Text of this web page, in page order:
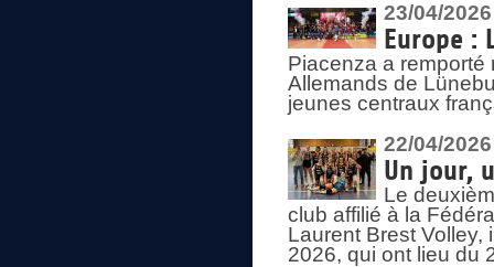
23/04/2026
Europe :
Piacenza a remporté
Allemands de
jeunes centraux
22/04/2026
Un jour,
Le
club affilié à la
Laurent Brest Volley,
2026, qui ont lieu du